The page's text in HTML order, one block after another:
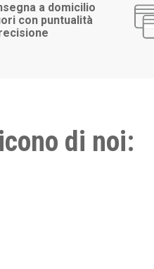
a domicilio
con puntualità
di noi: